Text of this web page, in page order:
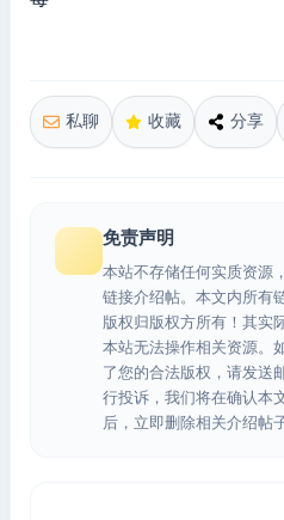
私聊 收藏 分享
免责声明
本站不存储任何实质资源
链接介绍帖。本文内所有
版权归版权方所有！其实
本站无法操作相关资源。
了您的合法版权，请发送
行投诉，我们将在确认本
后，立即删除相关介绍帖